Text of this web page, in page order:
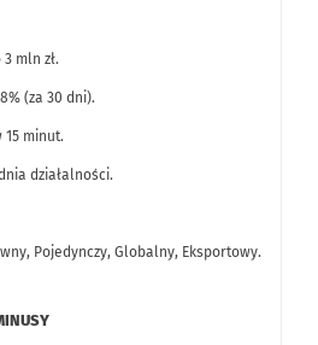
3 mln zł.
(za 30 dni).
15 minut.
działalności.
Pojedynczy, Globalny, Eksportowy.